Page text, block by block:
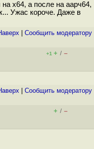
x64, а после на аарч64,
Ужас короче. Даже в
Cообщить модератору
+1 + / –
Cообщить модератору
+ / –